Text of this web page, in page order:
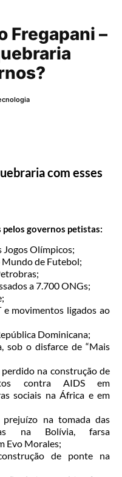
Fregapani –
com esses
governos petistas:
Jogos Olímpicos;
Mundo de Futebol;
a 7.700 ONGs;
movimentos ligados ao
Dominicana;
sob o disfarce de “Mais
na construção de
contra AIDS em
sociais na África e em
na tomada das
na Bolívia, farsa
Evo Morales;
de ponte na